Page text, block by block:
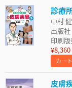
診療
中村
出版
印刷
¥8,360
カー
皮膚